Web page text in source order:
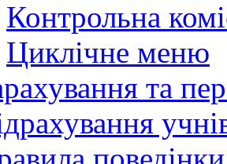
Контрольна
Циклічне меню
та